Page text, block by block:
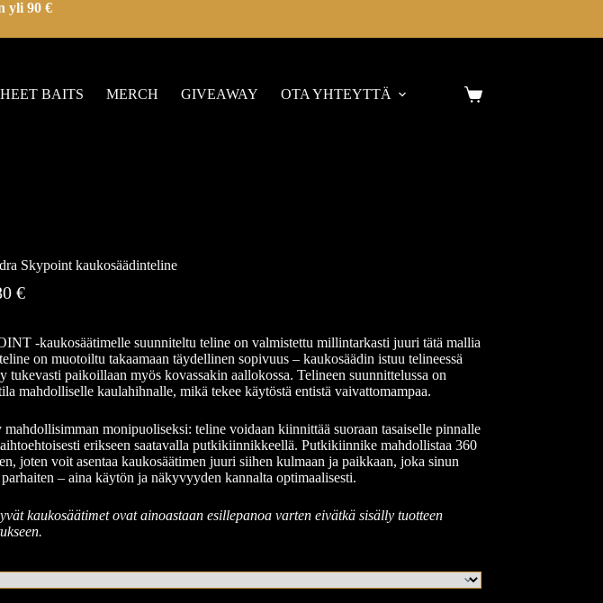
yli 90 €
BAITS MERCH GIVEAWAY OTA YHTEYTTÄ
Skypoint kaukosäädinteline
€
-kaukosäätimelle suunniteltu teline on valmistettu millintarkasti juuri tätä mallia
on muotoiltu takaamaan täydellinen sopivuus – kaukosäädin istuu telineessä
tukevasti paikoillaan myös kovassakin aallokossa. Telineen suunnittelussa on
mahdolliselle kaulahihnalle, mikä tekee käytöstä entistä vaivattomampaa.
mahdollisimman monipuoliseksi: teline voidaan kiinnittää suoraan tasaiselle pinnalle
erikseen saatavalla putkikiinnikkeellä. Putkikiinnike mahdollistaa 360
joten voit asentaa kaukosäätimen juuri siihen kulmaan ja paikkaan, joka sinun
– aina käytön ja näkyvyyden kannalta optimaalisesti.
kaukosäätimet ovat ainoastaan esillepanoa varten eivätkä sisälly tuotteen